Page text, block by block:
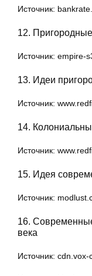
Источник:
12.
Источник: empire-
13. Идеи
Источник:
14.
Источник:
15. Идея
Источник:
16.
века
Источник: cdn.vox-